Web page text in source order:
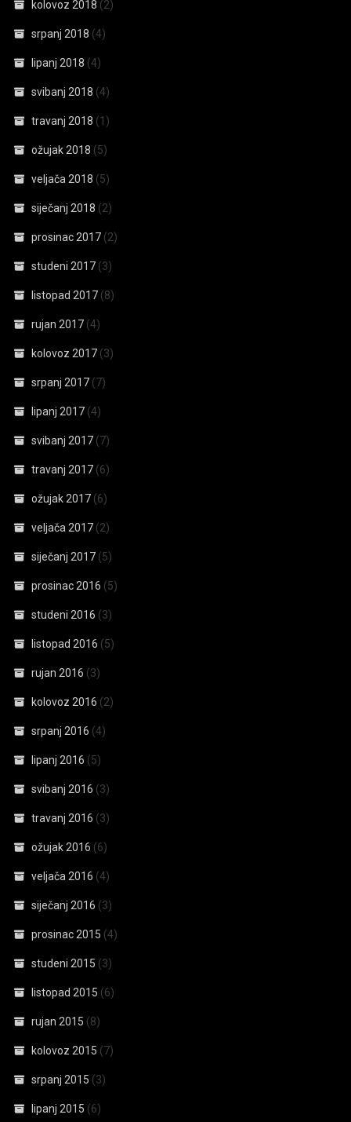
kolovoz 2018 (2)
srpanj 2018 (4)
lipanj 2018 (4)
svibanj 2018 (4)
travanj 2018 (1)
ožujak 2018 (5)
veljača 2018 (5)
siječanj 2018 (2)
prosinac 2017 (2)
studeni 2017 (3)
listopad 2017 (8)
rujan 2017 (4)
kolovoz 2017 (3)
srpanj 2017 (7)
lipanj 2017 (4)
svibanj 2017 (7)
travanj 2017 (6)
ožujak 2017 (6)
veljača 2017 (2)
siječanj 2017 (5)
prosinac 2016 (5)
studeni 2016 (3)
listopad 2016 (5)
rujan 2016 (3)
kolovoz 2016 (2)
srpanj 2016 (4)
lipanj 2016 (5)
svibanj 2016 (3)
travanj 2016 (3)
ožujak 2016 (6)
veljača 2016 (4)
siječanj 2016 (3)
prosinac 2015 (4)
studeni 2015 (3)
listopad 2015 (6)
rujan 2015 (8)
kolovoz 2015 (7)
srpanj 2015 (3)
lipanj 2015 (6)